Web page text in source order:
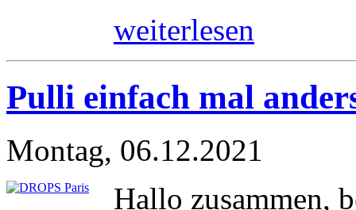
weiterlesen
Pulli einfach mal
Montag, 06.12.2021
Hallo zusammen,